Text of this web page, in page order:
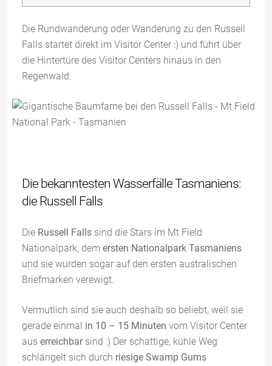
Die Rundwanderung oder Wanderung zu den Russell
Falls startet direkt im Visitor Center :) und führt über
die Hintertüre des Visitor Centers hinaus in den
Regenwald.
Die bekanntesten Wasserfälle Tasmaniens:
die Russell Falls
Die Russell Falls sind die Stars im Mt Field
Nationalpark, dem ersten Nationalpark Tasmaniens
und sie wurden sogar auf den ersten australischen
Briefmarken verewigt.
Vermutlich sind sie auch deshalb so beliebt, weil sie
gerade einmal in 10 – 15 Minuten vom Visitor Center
aus erreichbarsind :) Der schattige, kühle Weg
schlängelt sich durch riesige Swamp Gums